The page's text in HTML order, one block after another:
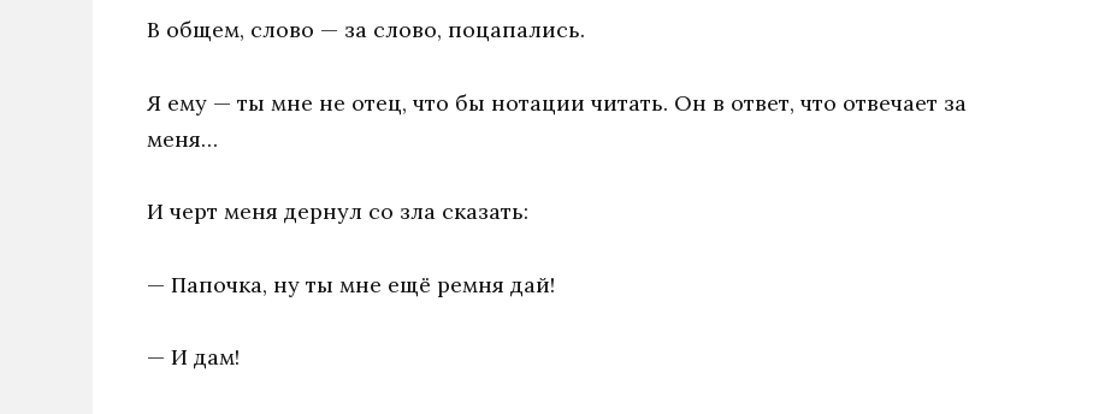
В общем, слово — за слово, поцапались.
Я ему — ты мне не отец, что бы нотации читать. Он в ответ, что отвечает за
меня…
И черт меня дернул со зла сказать:
— Папочка, ну ты мне ещё ремня дай!
— И дам!